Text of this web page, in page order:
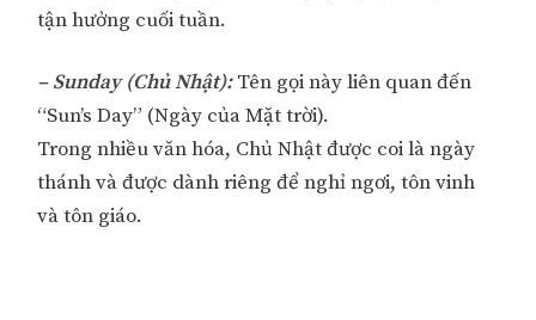
tận hưởng cuối tuần.
– Sunday (Chủ Nhật):Tên gọi này liên quan đến
“Sun’s Day” (Ngày của Mặt trời).
Trong nhiều văn hóa, Chủ Nhật được coi là ngày
thánh và được dành riêng để nghỉ ngơi, tôn vinh
và tôn giáo.